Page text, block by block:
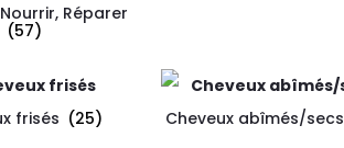
Réparer
(57)
frisés (25) Cheveux abîmés/secs